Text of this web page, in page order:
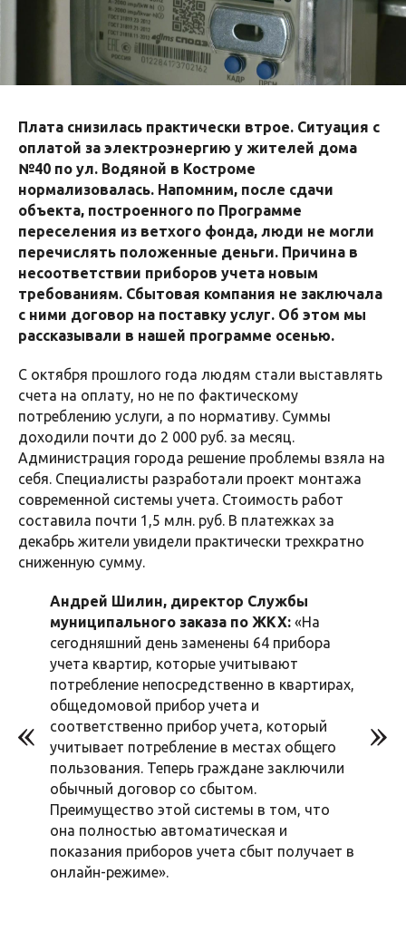
Плата снизилась практически втрое. Ситуация с
оплатой за электроэнергию у жителей дома
№40 по ул. Водяной в Костроме
нормализовалась. Напомним, после сдачи
объекта, построенного по Программе
переселения из ветхого фонда, люди не могли
перечислять положенные деньги. Причина в
несоответствии приборов учета новым
требованиям. Сбытовая компания не заключала
с ними договор на поставку услуг. Об этом мы
рассказывали в нашей программе осенью.
С октября прошлого года людям стали выставлять
счета на оплату, но не по фактическому
потреблению услуги, а по нормативу. Суммы
доходили почти до 2 000 руб. за месяц.
Администрация города решение проблемы взяла на
себя. Специалисты разработали проект монтажа
современной системы учета. Стоимость работ
составила почти 1,5 млн. руб. В платежках за
декабрь жители увидели практически трехкратно
сниженную сумму.
Андрей Шилин, директор Службы
муниципального заказа по ЖКХ: «На
сегодняшний день заменены 64 прибора
учета квартир, которые учитывают
потребление непосредственно в квартирах,
общедомовой прибор учета и
соответственно прибор учета, который
учитывает потребление в местах общего
пользования. Теперь граждане заключили
обычный договор со сбытом.
Преимущество этой системы в том, что
она полностью автоматическая и
показания приборов учета сбыт получает в
онлайн-режиме».